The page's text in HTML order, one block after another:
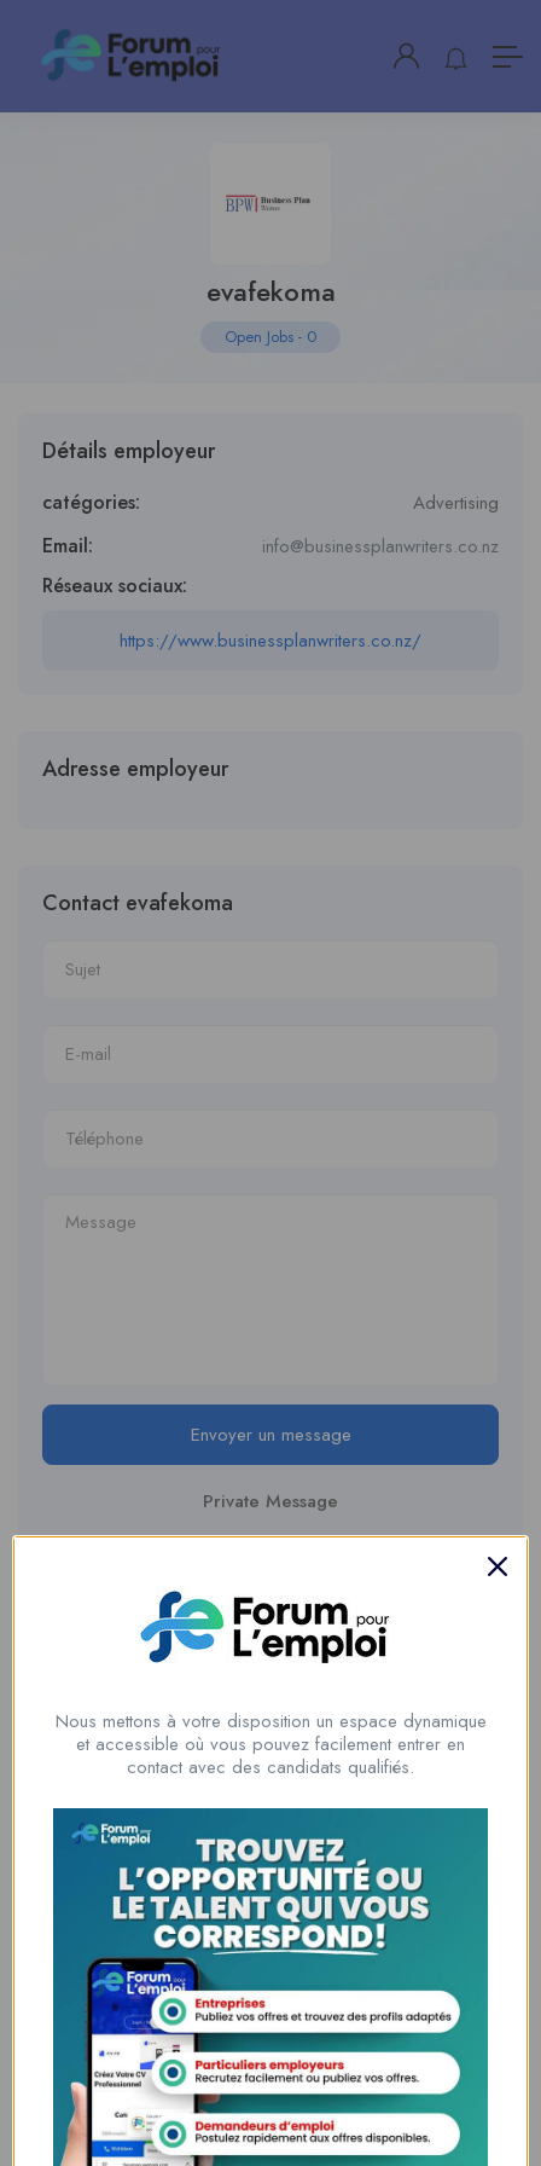
evafekoma
Open Jobs - 0
Détails employeur
catégories: Advertising
Email: info@businessplanwriters.co.nz
Réseaux sociaux:
https://www.businessplanwriters.co.nz/
Adresse employeur
Contact evafekoma
Envoyer un message
Private Message
À propos de l'entreprise
A concise business plan can communicate your vision quickly
Business Plans in New Zealandhelp entrepreneurs, startups,
and small business owners summarize their business goals,
target market value proposition marketing strategy, operations,
and financial objectives in a single professionally structured
document. This format makes it easier for investors, lenders, and
business partners to understand your business at a glance
without reviewing lengthy reports.
Soyez le premier à donner votre avis sur
“evafekoma”
Vous devez êtreconnectépour poster un avis.
Nous mettons à votre disposition un espace dynamique
et accessible où vous pouvez facilement entrer en
contact avec des candidats qualifiés.